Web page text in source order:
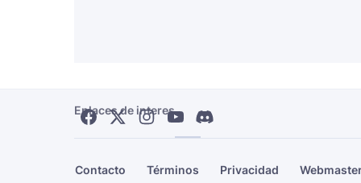
Enlaces de interes
Contacto Términos Privacidad